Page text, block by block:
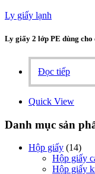
Ly giấy lạnh
Ly giấy 2 lớp PE dùng cho
Đọc tiếp
Quick View
Danh mục sản
Hộp giấy (14)
Hộp giấy
Hộp giấy